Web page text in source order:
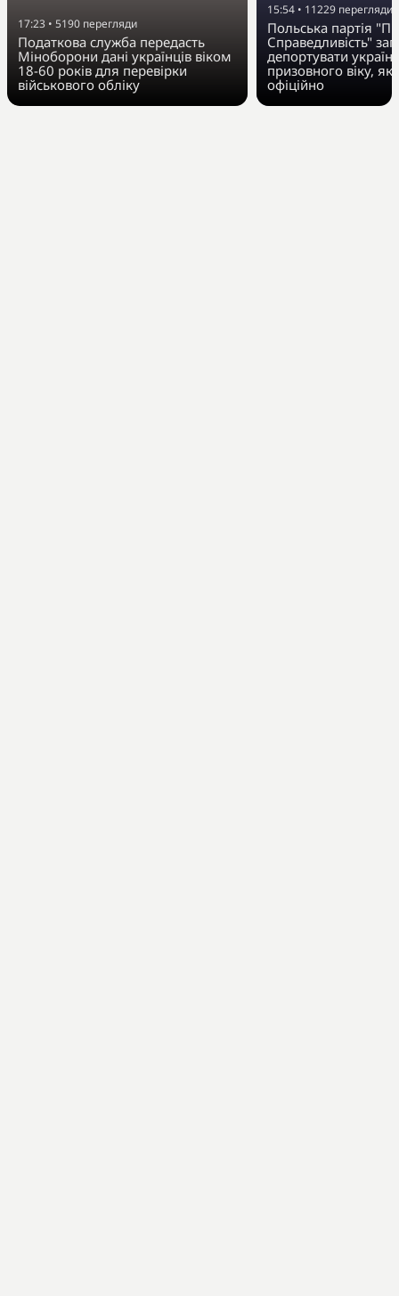
17:23 • 5190 перегляди
Податкова служба передасть
Міноборони дані українців віком
18-60 років для перевірки
військового обліку
15:54 • 11229 перегляди
Польська партія
Справедливість"
депортувати
призовного віку,
офіційно